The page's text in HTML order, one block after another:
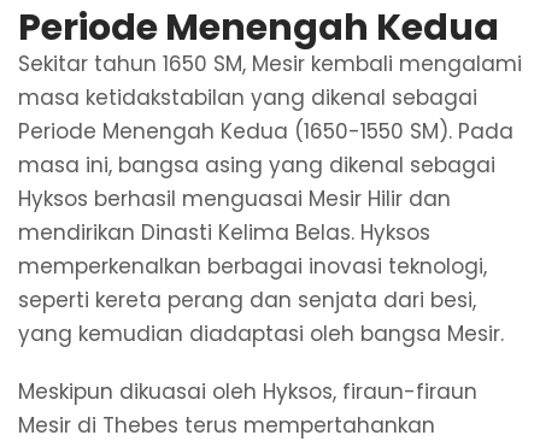
Periode Menengah Kedua
Sekitar tahun 1650 SM, Mesir kembali mengalami
masa ketidakstabilan yang dikenal sebagai
Periode Menengah Kedua (1650-1550 SM). Pada
masa ini, bangsa asing yang dikenal sebagai
Hyksos berhasil menguasai Mesir Hilir dan
mendirikan Dinasti Kelima Belas. Hyksos
memperkenalkan berbagai inovasi teknologi,
seperti kereta perang dan senjata dari besi,
yang kemudian diadaptasi oleh bangsa Mesir.
Meskipun dikuasai oleh Hyksos, firaun-firaun
Mesir di Thebes terus mempertahankan